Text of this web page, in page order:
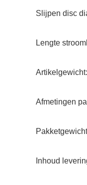
Slijpen disc
Lengte
Afmetingen
Inhoud